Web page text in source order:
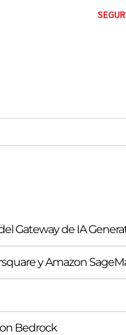
Gateway de IA
y Amazon
Bedrock